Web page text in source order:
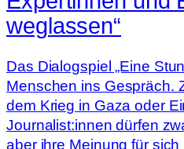
weglassen“
Das Dialogspiel „Eine
Menschen ins Gespräch.
dem Krieg in Gaza oder
Journalist:innen dürfen
aber ihre Meinung für